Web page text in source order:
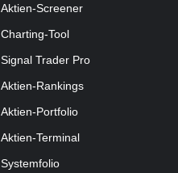
Aktien-Screener
Charting-Tool
Signal Trader Pro
Aktien-Rankings
Aktien-Portfolio
Aktien-Terminal
Systemfolio